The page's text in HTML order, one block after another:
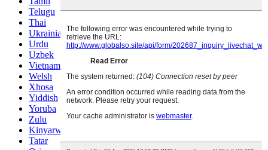
Telugu
Thai
Ukrainian
Urdu
Uzbek
Vietnamese
Welsh
Xhosa
Yiddish
Yoruba
Zulu
Kinyarwanda
Tatar